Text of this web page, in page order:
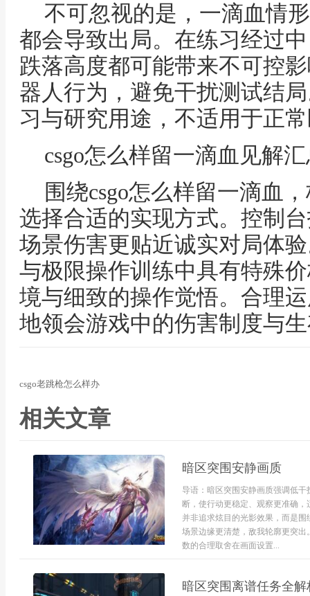
不可忽视的是，一滴血情
都会导致出局。在练习经过
跌落高度都可能带来不可控
器人行为，避免干扰测试结
习与研究用途，不适用于正
csgo怎么样留一滴血见解
围绕csgo怎么样留一滴血
选择合适的实现方式。控制
场景伤害更贴近诚实对局体
与极限操作训练中具有特殊
境与细致的操作觉悟。合理
地领会游戏中的伤害制度与
csgo老跳枪怎么样办
相关文章
暗区突围安静画质
导语：暗区突围安静画质强调低
断，使行动更稳定、观察更准确
并非追求炫目的光影效果，而是
场景边缘更清楚，敌我轮廓更突
数的合理取舍在画面设置...
暗区突围离谱任务全